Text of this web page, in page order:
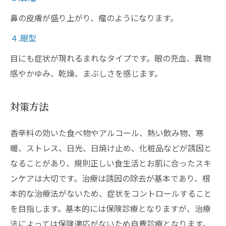
鼻の皮膚が盛り上がり、瘤のようになります。
４.眼型
目にも症状が現れるまれなタイプです。眼の充血、異物
感やかゆみ、乾燥、まぶしさを感じます。
対策方法
香辛料の効いた食べ物やアルコール、熱い飲み物、寒
暖、ストレス、日光、日焼け止め、化粧品などが誘因と
なることがあり、規則正しい食生活とお肌に合ったスキ
ンケアは大切です。治療は誘因の除去が基本であり、根
本的な治療法がないため、症状をコントロールすること
を目指します。基本的には保険診療となりますが、治療